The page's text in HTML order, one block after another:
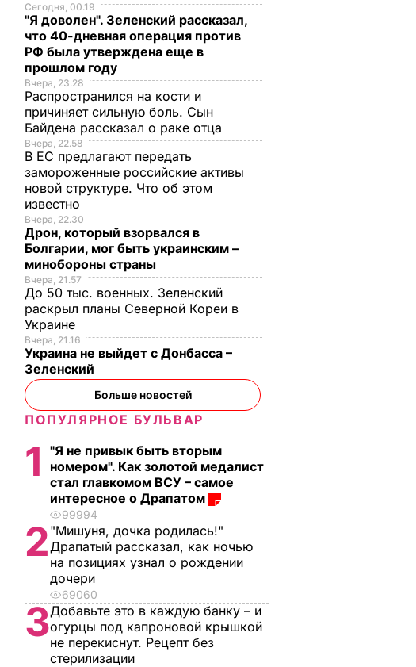
Сегодня, 00.19
"Я доволен". Зеленский рассказал,
что 40-дневная операция против
РФ была утверждена еще в
прошлом году
Вчера, 23.28
Распространился на кости и
причиняет сильную боль. Сын
Байдена рассказал о раке отца
Вчера, 22.58
В ЕС предлагают передать
замороженные российские активы
новой структуре. Что об этом
известно
Вчера, 22.30
Дрон, который взорвался в
Болгарии, мог быть украинским –
минобороны страны
Вчера, 21.57
До 50 тыс. военных. Зеленский
раскрыл планы Северной Кореи в
Украине
Вчера, 21.16
Украина не выйдет с Донбасса –
Зеленский
Больше новостей
ПОПУЛЯРНОЕ БУЛЬВАР
1
"Я не привык быть вторым
номером". Как золотой медалист
стал главкомом ВСУ – самое
интересное о Драпатом
99994
2 "Мишуня, дочка родилась!"
Драпатый рассказал, как ночью
на позициях узнал о рождении
дочери
69060
3Добавьте это в каждую банку – и
огурцы под капроновой крышкой
не перекиснут. Рецепт без
стерилизации